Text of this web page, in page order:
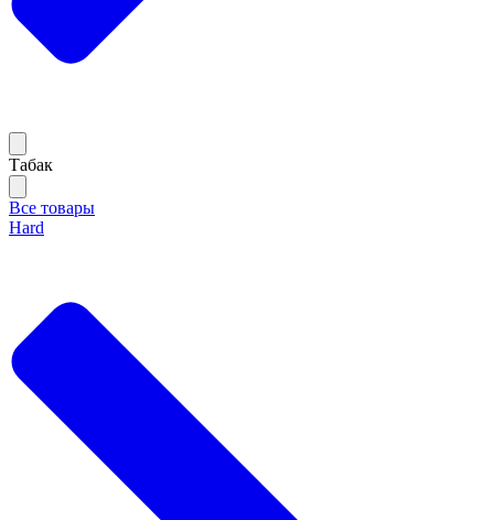
Тaбак
Все товары
Hard